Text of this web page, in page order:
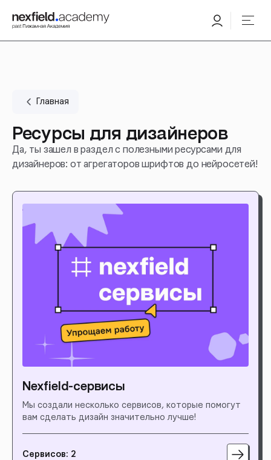
Главная
Ресурсы для дизайнеров
Да, ты зашел в раздел с полезными ресурсами для
дизайнеров: от агрегаторов шрифтов до нейросетей!
Nexfield-сервисы
Мы создали несколько сервисов, которые помогут
вам сделать дизайн значительно лучше!
Сервисов: 2